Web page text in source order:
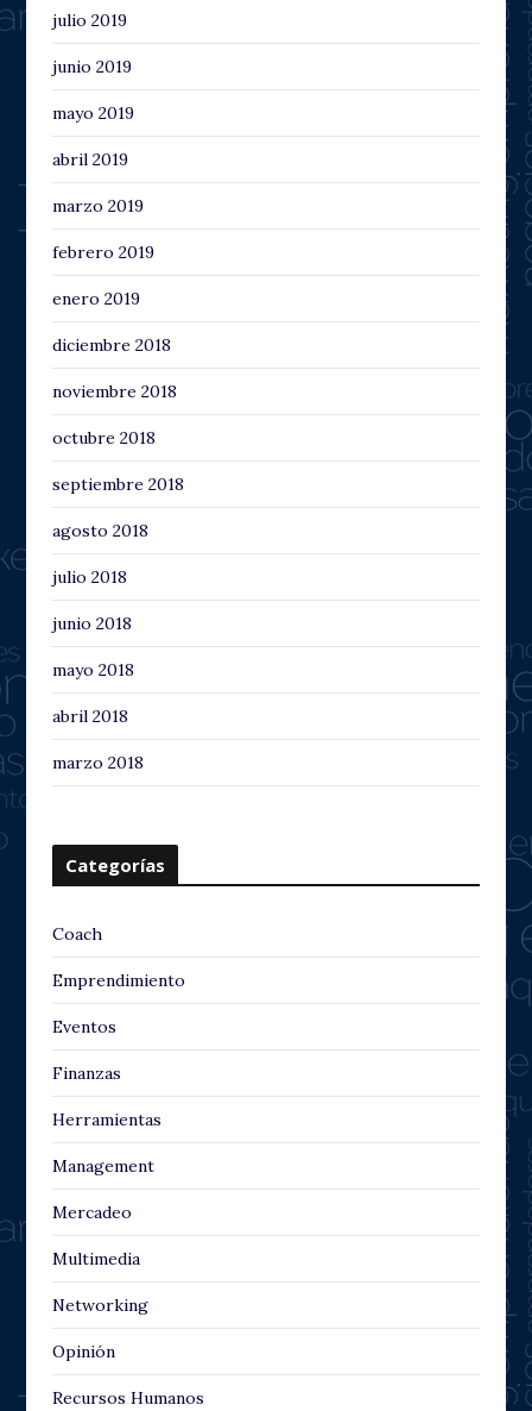
julio 2019
junio 2019
mayo 2019
abril 2019
marzo 2019
febrero 2019
enero 2019
diciembre 2018
noviembre 2018
octubre 2018
septiembre 2018
agosto 2018
julio 2018
junio 2018
mayo 2018
abril 2018
marzo 2018
Categorías
Coach
Emprendimiento
Eventos
Finanzas
Herramientas
Management
Mercadeo
Multimedia
Networking
Opinión
Recursos Humanos